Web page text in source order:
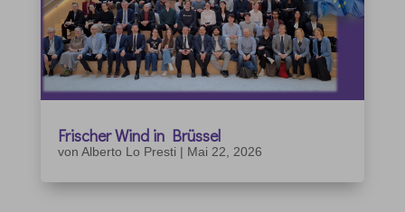
Frischer Wind in Brüssel
von Alberto Lo Presti | Mai 22, 2026